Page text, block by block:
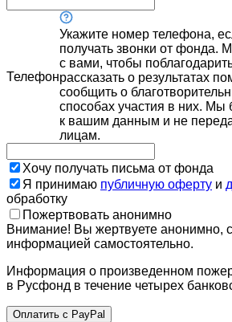
Телефон
Укажите номер телефона,
получать звонки от фонда.
с вами, чтобы
рассказать о результатах
сообщить о
способах участия в них. Мы
к вашим данным и не
лицам.
Хочу получать письма от фонда
Я принимаю публичную оферту и
обработку
Пожертвовать анонимно
Внимание! Вы жертвуете анонимно,
информацией самостоятельно.
Информация о произведенном
в Русфонд в течение четырех
Оплатить с PayPal